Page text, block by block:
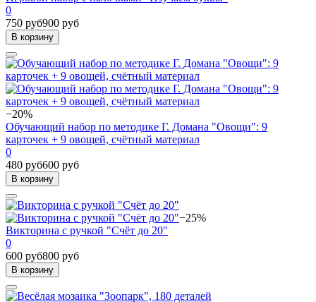
0
750 руб900 руб
В корзину
−20%
Обучающий набор по методике Г. Домана "Овощи": 9
карточек + 9 овощей, счётный материал
0
480 руб600 руб
В корзину
−25%
Викторина с ручкой "Счёт до 20"
0
600 руб800 руб
В корзину